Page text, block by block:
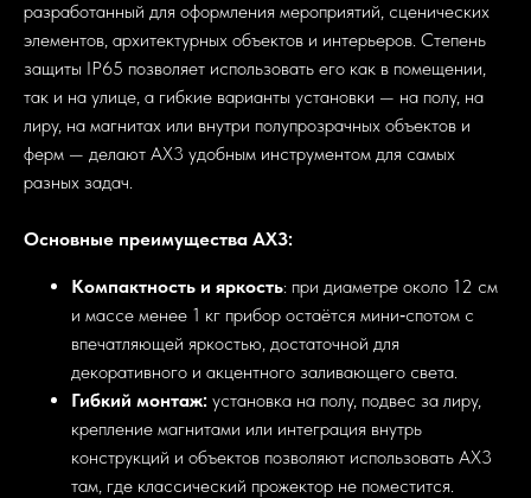
разработанный для оформления мероприятий, сценических
элементов, архитектурных объектов и интерьеров. Степень
защиты IP65 позволяет использовать его как в помещении,
так и на улице, а гибкие варианты установки — на полу, на
лиру, на магнитах или внутри полупрозрачных объектов и
ферм — делают AX3 удобным инструментом для самых
разных задач.
Основные преимущества AX3:
Компактность и яркость: при диаметре около 12 см
и массе менее 1 кг прибор остаётся мини‑спотом с
впечатляющей яркостью, достаточной для
декоративного и акцентного заливающего света.
Гибкий монтаж: установка на полу, подвес за лиру,
крепление магнитами или интеграция внутрь
конструкций и объектов позволяют использовать AX3
там, где классический прожектор не поместится.